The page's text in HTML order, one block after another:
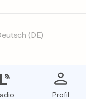
(DE)
Protection des données
Profil